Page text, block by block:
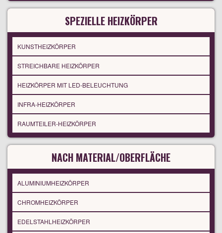
SPEZIELLE HEIZKÖRPER
KUNSTHEIZKÖRPER
STREICHBARE HEIZKÖRPER
HEIZKÖRPER MIT LED-BELEUCHTUNG
INFRA-HEIZKÖRPER
RAUMTEILER-HEIZKÖRPER
NACH MATERIAL/OBERFLÄCHE
ALUMINIUMHEIZKÖRPER
CHROMHEIZKÖRPER
EDELSTAHLHEIZKÖRPER